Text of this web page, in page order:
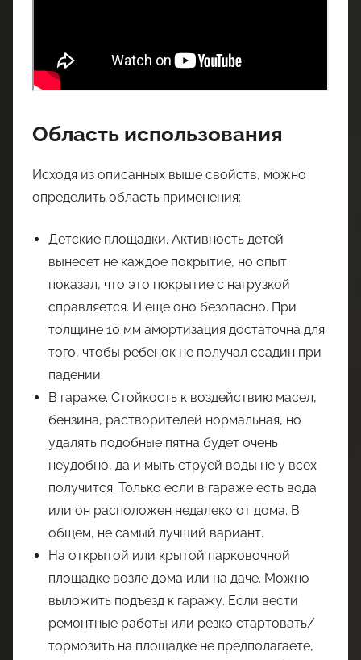
Область использования
Исходя из описанных выше свойств, можно
определить область применения:
Детские площадки. Активность детей
вынесет не каждое покрытие, но опыт
показал, что это покрытие с нагрузкой
справляется. И еще оно безопасно. При
толщине 10 мм амортизация достаточна для
того, чтобы ребенок не получал ссадин при
падении.
В гараже. Стойкость к воздействию масел,
бензина, растворителей нормальная, но
удалять подобные пятна будет очень
неудобно, да и мыть струей воды не у всех
получится. Только если в гараже есть вода
или он расположен недалеко от дома. В
общем, не самый лучший вариант.
На открытой или крытой парковочной
площадке возле дома или на даче. Можно
выложить подъезд к гаражу. Если вести
ремонтные работы или резко стартовать/
тормозить на площадке не предполагаете,